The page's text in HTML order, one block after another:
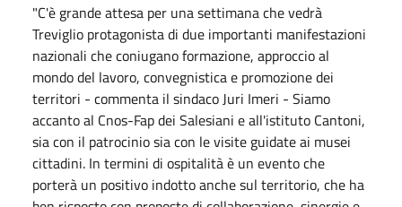
"C'è grande attesa per una settimana che vedrà
Treviglio protagonista di due importanti manifestazioni
nazionali che coniugano formazione, approccio al
mondo del lavoro, convegnistica e promozione dei
territori - commenta il sindaco Juri Imeri - Siamo
accanto al Cnos-Fap dei Salesiani e all'istituto Cantoni,
sia con il patrocinio sia con le visite guidate ai musei
cittadini. In termini di ospitalità è un evento che
porterà un positivo indotto anche sul territorio, che ha